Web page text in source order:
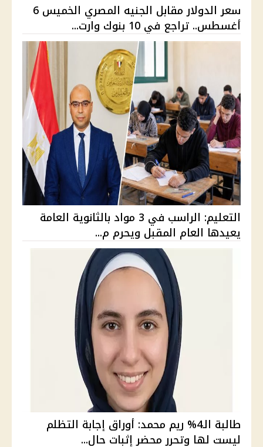
سعر الدولار مقابل الجنيه المصري الخميس 6
أغسطس.. تراجع في 10 بنوك وارت...
التعليم: الراسب في 3 مواد بالثانوية العامة
يعيدها العام المقبل ويحرم م...
طالبة الـ4% ريم محمد: أوراق إجابة التظلم
ليست لها وتحرر محضر إثبات حال...